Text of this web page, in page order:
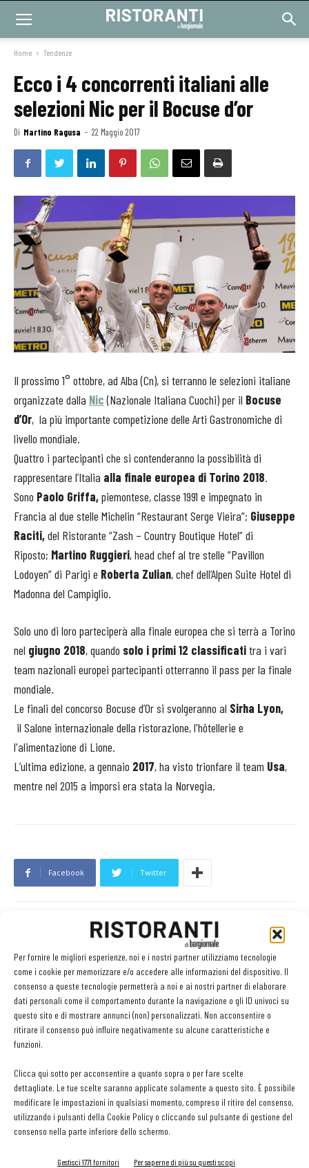
Per fornire le migliori esperienze, noi e i nostri partner utilizziamo tecnologie
come i cookie per memorizzare e/o accedere alle informazioni del dispositivo. Il
consenso a queste tecnologie permetterà a noi e ai nostri partner di elaborare
dati personali come il comportamento durante la navigazione o gli ID univoci su
questo sito e di mostrare annunci (non) personalizzati. Non acconsentire o
ritirare il consenso può influire negativamente su alcune caratteristiche e
funzioni.
Clicca qui sotto per acconsentire a quanto sopra o per fare scelte
dettagliate. Le tue scelte saranno applicate solamente a questo sito. È possibile
modificare le impostazioni in qualsiasi momento, compreso il ritiro del consenso,
utilizzando i pulsanti della Cookie Policy o cliccando sul pulsante di gestione del
consenso nella parte inferiore dello schermo.
Gestisci 1771 fornitori Per saperne di più su questi scopi
Home Tendenze
Ecco i 4 concorrenti italiani alle
selezioni Nic per il Bocuse d’or
Di Martino Ragusa - 22 Maggio 2017
Il prossimo 1° ottobre, ad Alba (Cn), si terranno le selezioni italiane
organizzate dalla Nic(Nazionale Italiana Cuochi) per il Bocuse
d’Or, la più importante competizione delle Arti Gastronomiche di
livello mondiale.
Quattro i partecipanti che si contenderanno la possibilità di
rappresentare l’Italia alla finale europea di Torino 2018.
Sono Paolo Griffa,piemontese, classe 1991 e impegnato in
Francia al due stelle Michelin “Restaurant Serge Vieira”; Giuseppe
Raciti,del Ristorante “Zash – Country Boutique Hotel” di
Riposto; Martino Ruggieri, head chef al tre stelle “Pavillon
Lodoyen” di Parigi e Roberta Zulian, chef dell’Alpen Suite Hotel di
Madonna del Campiglio.
Solo uno di loro parteciperà alla finale europea che si terrà a Torino
nel giugno 2018, quando solo i primi 12 classificatitra i vari
team nazionali europei partecipanti otterranno il pass per la finale
mondiale.
Le finali del concorso Bocuse d’Orsi svolgeranno al Sirha Lyon,
il Salone internazionale della ristorazione, l'hôtellerie e
l'alimentazione di Lione.
L’ultima edizione, a gennaio 2017, ha visto trionfare il team Usa,
mentre nel 2015 a imporsi era stata la Norvegia.
Facebook Twitter
LEGGI ANCHE
Ampliare l’attività del ristorante al catering? Sì, ma la
scelta giusta è puntare sul premium
vacanza)
contenuto sponsorizzato
Sogemi rafforza i servizi per la ristorazione: orario
esteso e tessera gratuita per i professionisti